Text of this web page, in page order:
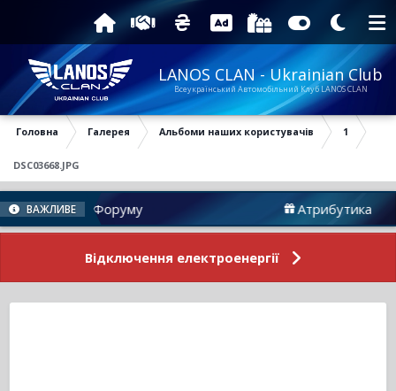
LANOS CLAN - Ukrainian Club
Всеукраїнський Автомобільний Клуб LANOS CLAN
Головна Галерея Альбоми наших користувачів 1
DSC03668.JPG
ВАЖЛИВЕ
Новини Форуму Атрибутика
Відключення електроенергії